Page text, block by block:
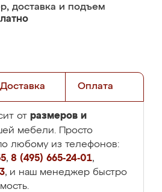
доставка и подъем
Доставка Оплата
от размеров и
мебели. Просто
любому из телефонов:
, 8 (495) 665-24-01,
, и наш менеджер быстро